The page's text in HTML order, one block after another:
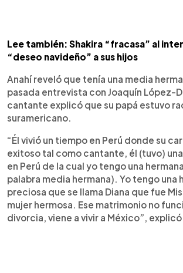
Lee también: Shakira “fracasa” al
“deseo navideño” a sus hijos
Anahí reveló que tenía una media
pasada entrevista con Joaquín López-
cantante explicó que su papá estuvo
suramericano.
“Él vivió un tiempo en Perú donde su
exitoso tal como cantante, él (tuvo)
en Perú de la cual yo tengo una
palabra media hermana). Yo tengo una
preciosa que se llama Diana que fue
mujer hermosa. Ese matrimonio no
divorcia, viene a vivir a México”, explicó.